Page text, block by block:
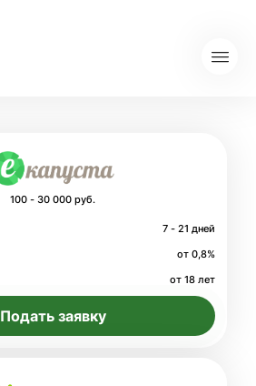
100 - 30 000 руб.
7 - 21 дней
от 0,8%
от 18 лет
Подать заявку